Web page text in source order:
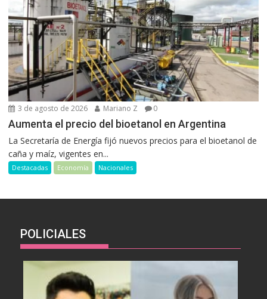
3 de agosto de 2026 Mariano Z 0
Aumenta el precio del bioetanol en Argentina
La Secretaría de Energía fijó nuevos precios para el bioetanol de
caña y maíz, vigentes en...
Destacadas Economía Nacionales
POLICIALES